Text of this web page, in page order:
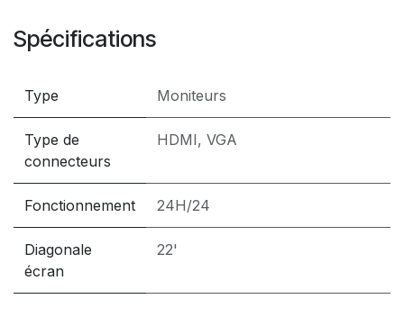
Spécifications
Type Moniteurs
Type de
connecteurs
HDMI, VGA
Fonctionnement 24H/24
Diagonale
écran
22'